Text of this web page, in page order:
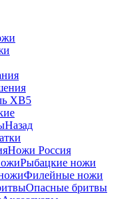
ХВ5
Назад
Ножи Россия
Рыбацкие ножи
Филейные ножи
Опасные бритвы